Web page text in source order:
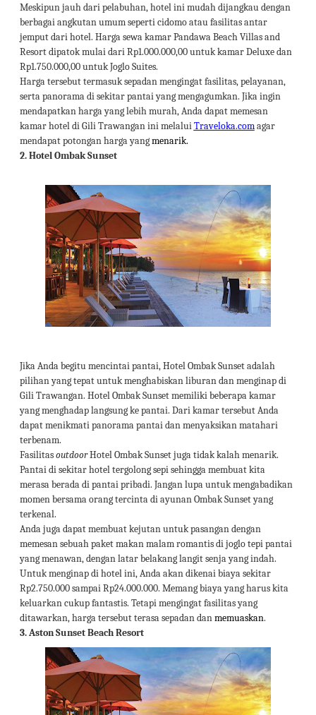
Meskipun jauh dari pelabuhan, hotel ini mudah dijangkau dengan
berbagai angkutan umum seperti cidomo atau fasilitas antar
jemput dari hotel. Harga sewa kamar Pandawa Beach Villas and
Resort dipatok mulai dari Rp1.000.000,00 untuk kamar Deluxe dan
Rp1.750.000,00 untuk Joglo Suites.
Harga tersebut termasuk sepadan mengingat fasilitas, pelayanan,
serta panorama di sekitar pantai yang mengagumkan. Jika ingin
mendapatkan harga yang lebih murah, Anda dapat memesan
kamar hotel di Gili Trawangan ini melaluiTraveloka.comagar
mendapat potongan harga yangmenarik.
2. Hotel Ombak Sunset
Jika Anda begitu mencintai pantai, Hotel Ombak Sunset adalah
pilihan yang tepat untuk menghabiskan liburan dan menginap di
Gili Trawangan. Hotel Ombak Sunset memiliki beberapa kamar
yang menghadap langsung ke pantai. Dari kamar tersebut Anda
dapat menikmati panorama pantai dan menyaksikan matahari
terbenam.
FasilitasoutdoorHotel Ombak Sunset juga tidak kalah menarik.
Pantai di sekitar hotel tergolong sepi sehingga membuat kita
merasa berada di pantai pribadi. Jangan lupa untuk mengabadikan
momen bersama orang tercinta di ayunan Ombak Sunset yang
terkenal.
Anda juga dapat membuat kejutan untuk pasangan dengan
memesan sebuah paket makan malam romantis di joglo tepi pantai
yang menawan, dengan latar belakang langit senja yang indah.
Untuk menginap di hotel ini, Anda akan dikenai biaya sekitar
Rp2.750.000 sampai Rp24.000.000. Memang biaya yang harus kita
keluarkan cukup fantastis. Tetapi mengingat fasilitas yang
ditawarkan, harga tersebut terasa sepadan danmemuaskan.
3. Aston Sunset Beach Resort